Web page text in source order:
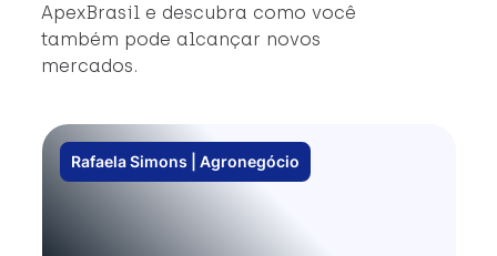
ApexBrasil e descubra como você
também pode alcançar novos
mercados.
Rafaela Simons | Agronegócio